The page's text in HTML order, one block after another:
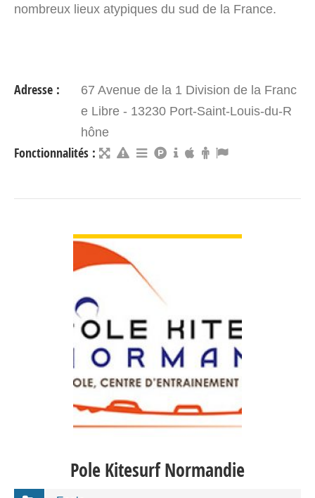
nombreux lieux atypiques du sud de la France.
Adresse :
67 Avenue de la 1 Division de la Franc
e Libre - 13230 Port-Saint-Louis-du-R
hône
Fonctionnalités :
Pole Kitesurf Normandie